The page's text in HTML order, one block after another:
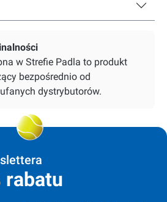
w Strefie Padla to produkt
bezpośrednio od
dystrybutorów.
rabatu